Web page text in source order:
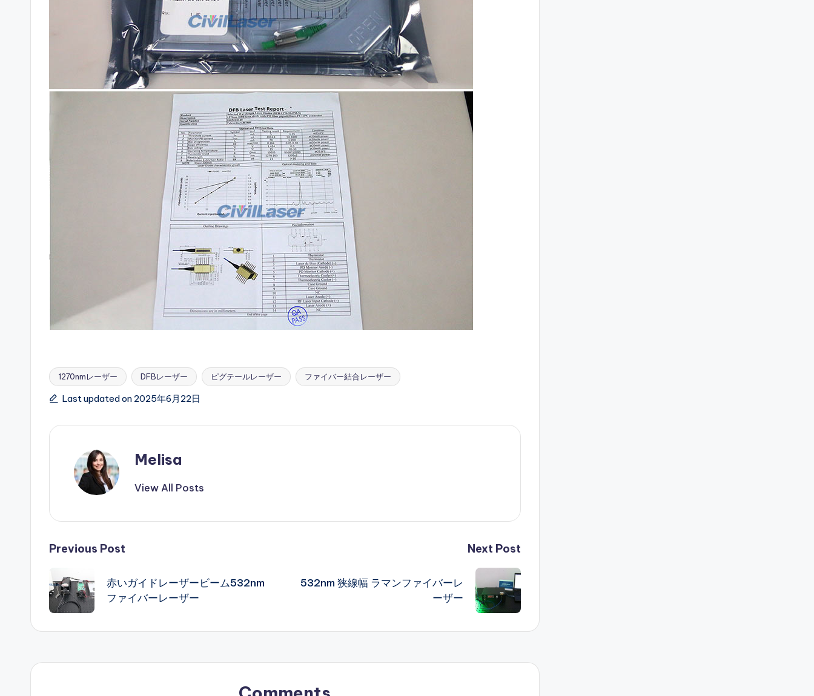
Tags:
1270nmレーザー DFBレーザー ピグテールレーザー ファイバー結合レーザー
Last updated on 2025年6月22日
Melisa
View All Posts
Post
navigation
Previous Post
赤いガイドレーザービーム532nm
ファイバーレーザー
Next Post
532nm 狭線幅 ラマンファイバーレ
ーザー